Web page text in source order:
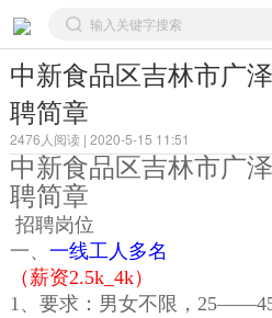
中新食品区吉林市广
聘简章
2476人阅读 | 2020-5-15 11:51
中新食品区吉林市广
聘简章
招聘岗位
一、 一线工人多名
（薪资2.5k_4k）
1、要求：男女不限，